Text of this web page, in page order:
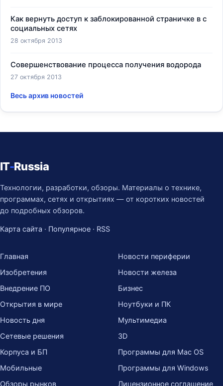
Как вернуть доступ к заблокированной страничке в с
социальных сетях
28 октября 2013
Совершенствование процесса получения водорода
27 октября 2013
Весь архив новостей
IT-Russia
Технологии, разработки, обзоры. Материалы о технике,
программах, сетях и открытиях — от коротких новостей
до подробных обзоров.
Карта сайта · Популярное · RSS
Главная
Изобретения
Внедрение ПО
Открытия в мире
Новость дня
Сетевые решения
Корпуса и БП
Мобильные
Обзоры рынков
Новости периферии
Новости железа
Бизнес
Ноутбуки и ПК
Мультимедиа
3D
Программы для Mac OS
Программы для Windows
Лицензионное соглашение